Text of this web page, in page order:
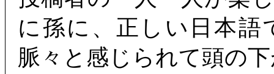
に孫に、正しい日本
脈々と感じられて頭の